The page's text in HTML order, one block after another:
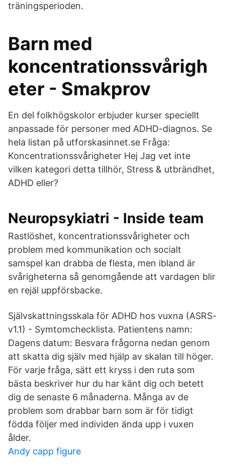
träningsperioden.
Barn med
koncentrationssvårigh
eter - Smakprov
En del folkhögskolor erbjuder kurser speciellt
anpassade för personer med ADHD-diagnos. Se
hela listan på utforskasinnet.se Fråga:
Koncentrationssvårigheter Hej Jag vet inte
vilken kategori detta tillhör, Stress & utbrändhet,
ADHD eller?
Neuropsykiatri - Inside team
Rastlöshet, koncentrationssvårigheter och
problem med kommunikation och socialt
samspel kan drabba de flesta, men ibland är
svårigheterna så genomgående att vardagen blir
en rejäl uppförsbacke.
Självskattningsskala för ADHD hos vuxna (ASRS-
v1.1) - Symtomchecklista. Patientens namn:
Dagens datum: Besvara frågorna nedan genom
att skatta dig själv med hjälp av skalan till höger.
För varje fråga, sätt ett kryss i den ruta som
bästa beskriver hur du har känt dig och betett
dig de senaste 6 månaderna. Många av de
problem som drabbar barn som är för tidigt
födda följer med individen ända upp i vuxen
ålder.
Andy capp figure